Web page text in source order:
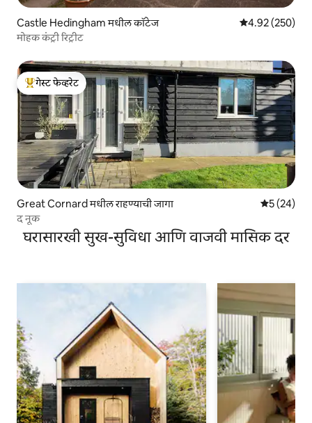
Castle Hedingham मधील कॉटेज 5 पैकी 4.92
4.92 (250)
मोहक कंट्री रिट्रीट
टॉप गेस्ट फेव्हरेट
गेस्ट फेव्हरेट
Great Cornard मधील राहण्याची जागा 5 पैकी 5
5 (24)
द नूक
घरासारखी सुख-सुविधा आणि वाजवी मासिक दर